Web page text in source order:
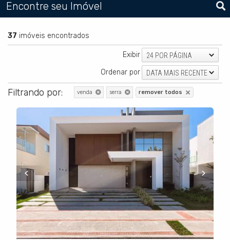
Encontre seu Imóvel
37 imóveis encontrados
Exibir 24 POR PÁGINA
Ordenar por DATA MAIS RECENTE
Filtrando por: venda serra remover todos